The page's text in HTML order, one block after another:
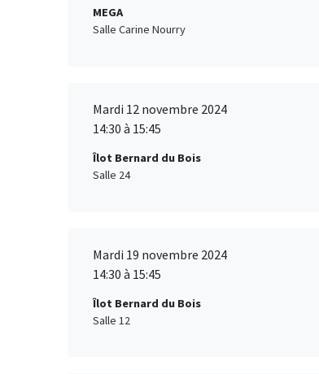
MEGA
Salle Carine Nourry
Mardi 12 novembre 2024
14:30 à 15:45
Îlot Bernard du Bois
Salle 24
Mardi 19 novembre 2024
14:30 à 15:45
Îlot Bernard du Bois
Salle 12